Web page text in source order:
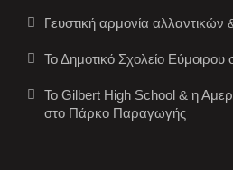
Γευστική αρμονία
Το Δημοτικό Σχολείο
Το Gilbert High School & η
στο Πάρκο Παραγωγής